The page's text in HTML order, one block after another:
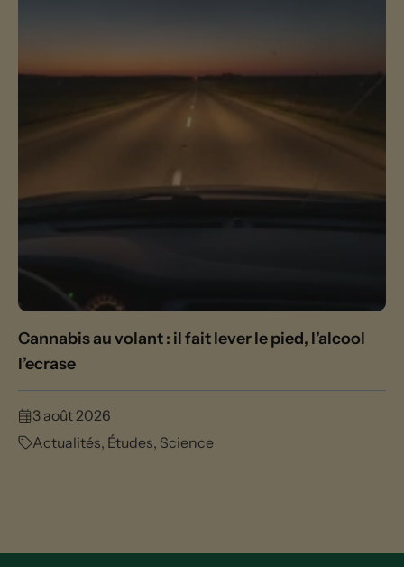
Cannabis au volant : il fait lever le pied, l’alcool
l’ecrase
3 août 2026
Actualités, Études, Science